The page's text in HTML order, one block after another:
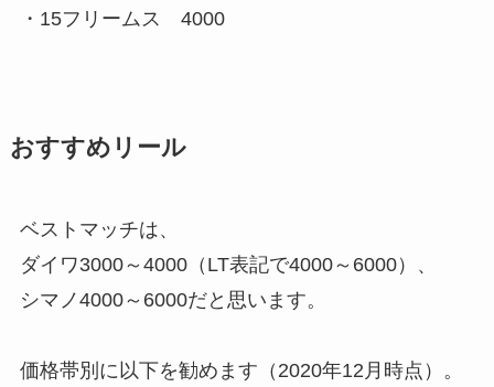
・15フリームス 4000
おすすめリール
ベストマッチは、
ダイワ3000～4000（LT表記で4000～6000）、
シマノ4000～6000だと思います。
価格帯別に以下を勧めます（2020年12月時点）。